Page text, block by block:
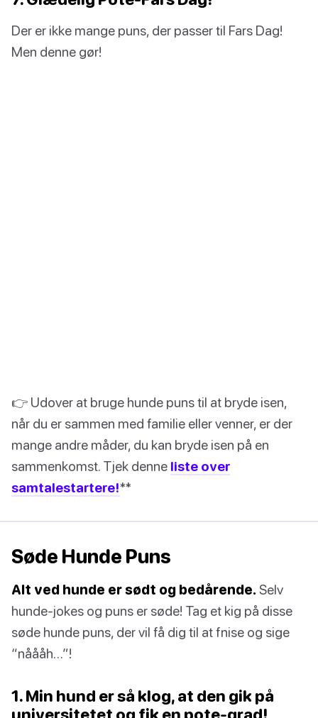
Der er ikke mange puns, der passer til Fars Dag!
Men denne gør!
👉 Udover at bruge hunde puns til at bryde isen,
når du er sammen med familie eller venner, er der
mange andre måder, du kan bryde isen på en
sammenkomst. Tjek denne liste over
samtalestartere!**
Søde Hunde Puns
Alt ved hunde er sødt og bedårende. Selv
hunde-jokes og puns er søde! Tag et kig på disse
søde hunde puns, der vil få dig til at fnise og sige
“nåååh…”!
1. Min hund er så klog, at den gik på